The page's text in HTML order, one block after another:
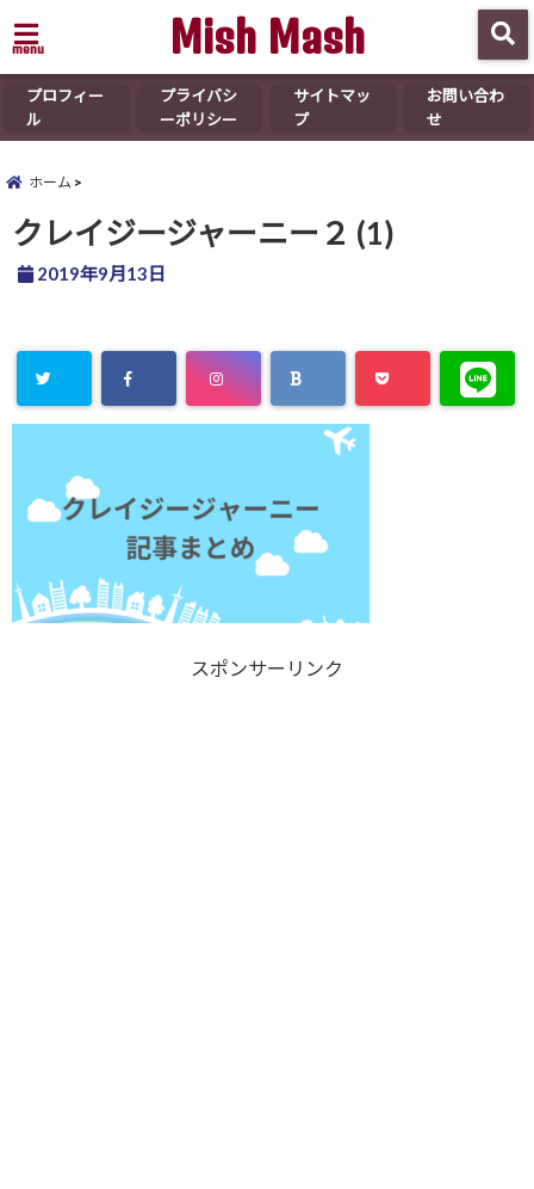
menu Mish Mash
プロフィー
ル
プライバシ
ーポリシー
サイトマッ
プ
お問い合わ
せ
ホーム
クレイジージャーニー２ (1)
2019年9月13日
スポンサーリンク